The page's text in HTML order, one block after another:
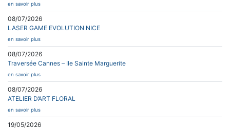
en savoir plus
08/07/2026
LASER GAME EVOLUTION NICE
en savoir plus
08/07/2026
Traversée Cannes – Ile Sainte Marguerite
en savoir plus
08/07/2026
ATELIER D’ART FLORAL
en savoir plus
19/05/2026